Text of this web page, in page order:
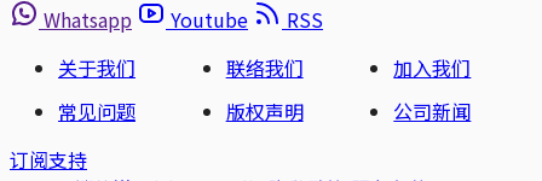
Whatsapp
Youtube
RSS
关于我们
联络我们
加入我们
常见问题
版权声明
公司新闻
订阅支持